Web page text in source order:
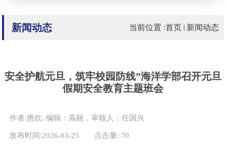
新闻动态 当前位置 :首页 新闻动态
安全护航元旦，筑牢校园防线”海洋学部召开元旦
假期安全教育主题班会
作者:惠欣, 编辑：高丽，审核人：任国兴
发布时间:2026-03-25 点击量: 70